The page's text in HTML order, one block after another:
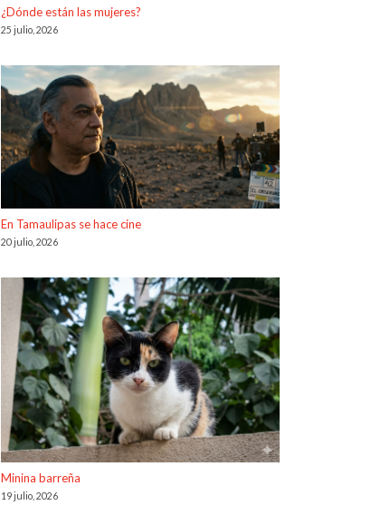
¿Dónde están las mujeres?
25 julio, 2026
En Tamaulipas se hace cine
20 julio, 2026
Minina barreña
19 julio, 2026